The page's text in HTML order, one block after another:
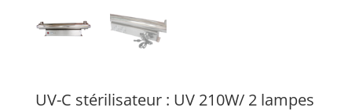
UV-C stérilisateur : UV 210W/ 2 lampes